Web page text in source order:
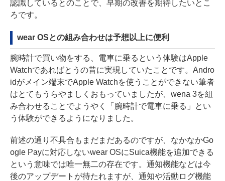
認識しているとのことで、早期の改善を期待したいとこ
ろです。
wear OSとの組み合わせは予想以上に便利
腕時計で買い物をする、電車に乗るという体験はApple
Watchであればとうの昔に実現していたことです。Andro
idがメイン端末でApple Watchを使うことができない筆者
はとてもうらやましくおもっていましたが、wena 3を組
み合わせることでようやく「腕時計で電車に乗る」とい
う体験ができるようになりました。
前述の通り不具合もまだまだあるのですが、なかなかGo
ogle Payに対応しないwear OSにSuica機能を追加できる
という意味では唯一無二の存在です。通知機能などは今
後のアップデートが待たれますが、通知や活動ログ機能